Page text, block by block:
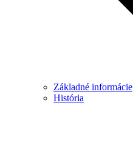
Základné informácie
História